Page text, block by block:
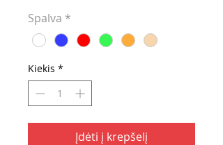
Spalva *
Kiekis *
Įdėti į krepšelį